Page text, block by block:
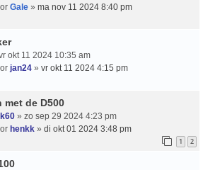
Gale » ma nov 11 2024 8:40 pm
okt 11 2024 10:35 am
jan24 » vr okt 11 2024 4:15 pm
met de D500
» zo sep 29 2024 4:23 pm
henkk » di okt 01 2024 3:48 pm
1 2